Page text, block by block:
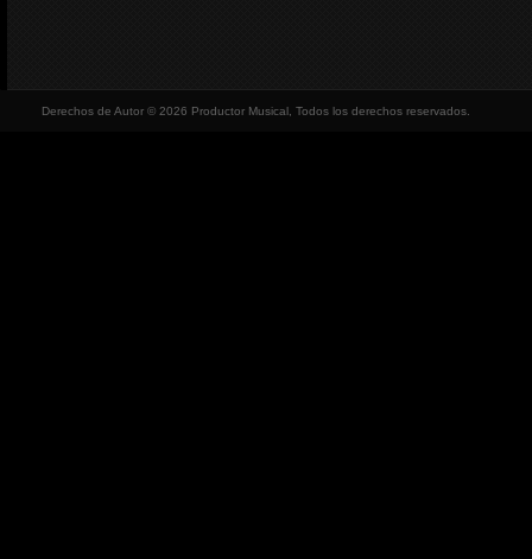
Derechos de Autor © 2026 Productor Musical, Todos los derechos reservados.